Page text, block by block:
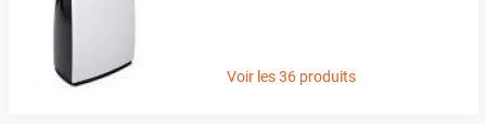
Voir les 36 produits